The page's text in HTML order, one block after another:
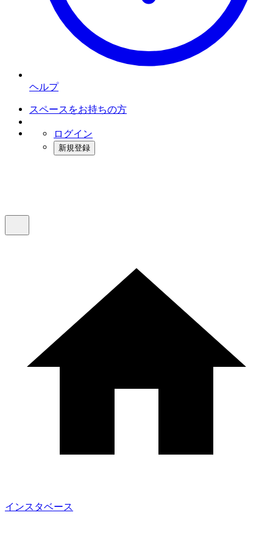
ヘルプ
スペースをお持ちの方
ログイン
新規登録
インスタベース